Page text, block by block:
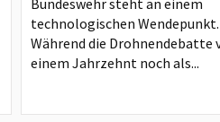
Bundeswehr steht an einem
technologischen Wendepunkt.
Während die Drohnendebatte
einem Jahrzehnt noch als...